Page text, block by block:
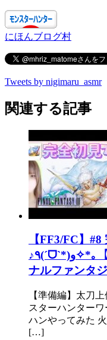
にほんブログ村
Tweets by nigimaru_asmr
関連する記事
【FF3/FC】
♪٩(ˊᗜˋ*)و✧*｡【FINAL FANTASY III/ファイ
ナルファンタジ
【準備編】太刀
スターハンター
ハンやってみた
[…]